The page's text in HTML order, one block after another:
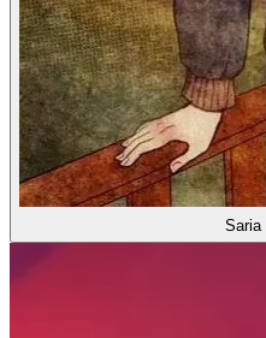
Saria